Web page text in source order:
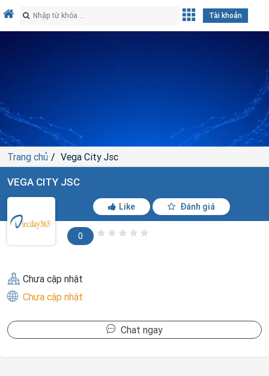
Tài khoản
Trang chủ Vega City Jsc
VEGA CITY JSC
Like Đánh giá
0
Chưa cập nhật
Chưa cập nhật
Chat ngay